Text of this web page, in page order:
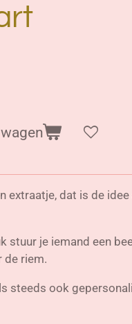
extraatje, dat is de
stuur je iemand een
de riem.
steeds ook